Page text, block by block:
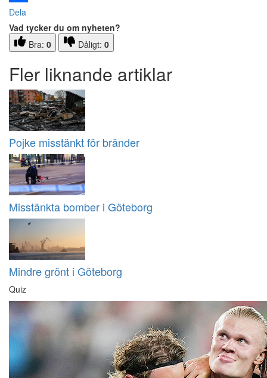
Dela
Vad tycker du om nyheten?
Bra: 0 Dåligt: 0
Fler liknande artiklar
Pojke misstänkt för bränder
Misstänkta bomber i Göteborg
Mindre grönt i Göteborg
Quiz